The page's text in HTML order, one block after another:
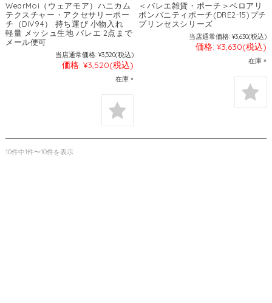
WearMoi（ウェアモア）ハニカム
テクスチャー・アクセサリーポー
チ（DIV94） 持ち運び 小物入れ
軽量 メッシュ生地 バレエ 2点まで
メール便可
当店通常価格: ¥3,520(税込)
価格: ¥3,520(税込)
在庫 ×
＜バレエ雑貨・ポーチ＞ベロアリ
ボンバニティポーチ(DRE2-15)プチ
プリンセスシリーズ
当店通常価格: ¥3,630(税込)
価格: ¥3,630(税込)
在庫 ×
10件中1件〜10件を表示